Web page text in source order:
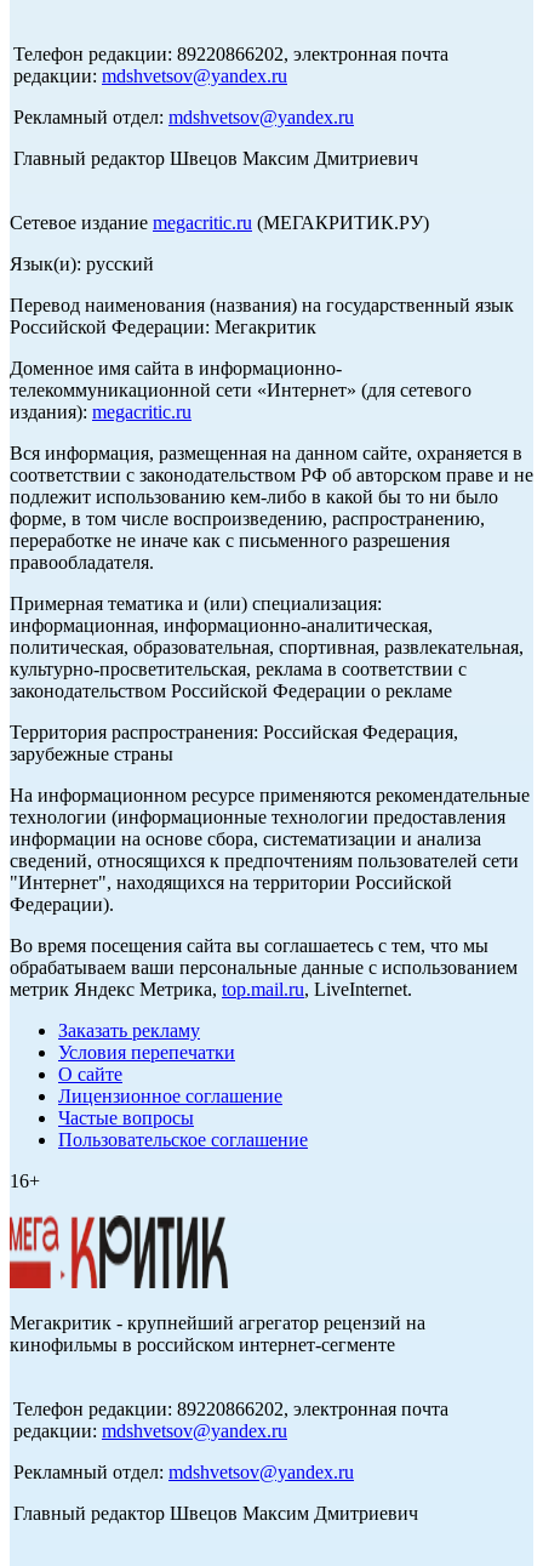
Телефон редакции: 89220866202, электронная почта
редакции: mdshvetsov@yandex.ru
Рекламный отдел: mdshvetsov@yandex.ru
Главный редактор Швецов Максим Дмитриевич
Сетевое издание megacritic.ru (МЕГАКРИТИК.РУ)
Язык(и): русский
Перевод наименования (названия) на государственный язык
Российской Федерации: Мегакритик
Доменное имя сайта в информационно-
телекоммуникационной сети «Интернет» (для сетевого
издания): megacritic.ru
Вся информация, размещенная на данном сайте, охраняется в
соответствии с законодательством РФ об авторском праве и не
подлежит использованию кем-либо в какой бы то ни было
форме, в том числе воспроизведению, распространению,
переработке не иначе как с письменного разрешения
правообладателя.
Примерная тематика и (или) специализация:
информационная, информационно-аналитическая,
политическая, образовательная, спортивная, развлекательная,
культурно-просветительская, реклама в соответствии с
законодательством Российской Федерации о рекламе
Территория распространения: Российская Федерация,
зарубежные страны
На информационном ресурсе применяются рекомендательные
технологии (информационные технологии предоставления
информации на основе сбора, систематизации и анализа
сведений, относящихся к предпочтениям пользователей сети
"Интернет", находящихся на территории Российской
Федерации).
Во время посещения сайта вы соглашаетесь с тем, что мы
обрабатываем ваши персональные данные с использованием
метрик Яндекс Метрика, top.mail.ru, LiveInternet.
Заказать рекламу
Условия перепечатки
О сайте
Лицензионное соглашение
Частые вопросы
Пользовательское соглашение
16+
Мегакритик - крупнейший агрегатор рецензий на
кинофильмы в российском интернет-сегменте
Телефон редакции: 89220866202, электронная почта
редакции: mdshvetsov@yandex.ru
Рекламный отдел: mdshvetsov@yandex.ru
Главный редактор Швецов Максим Дмитриевич